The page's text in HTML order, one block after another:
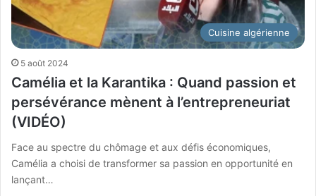
Cuisine algérienne
5 août 2024
Camélia et la Karantika : Quand passion et
persévérance mènent à l’entrepreneuriat
(VIDÉO)
Face au spectre du chômage et aux défis économiques,
Camélia a choisi de transformer sa passion en opportunité en
lançant…